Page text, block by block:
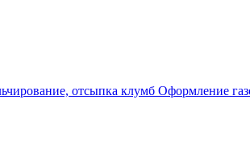
отсыпка клумб Оформление